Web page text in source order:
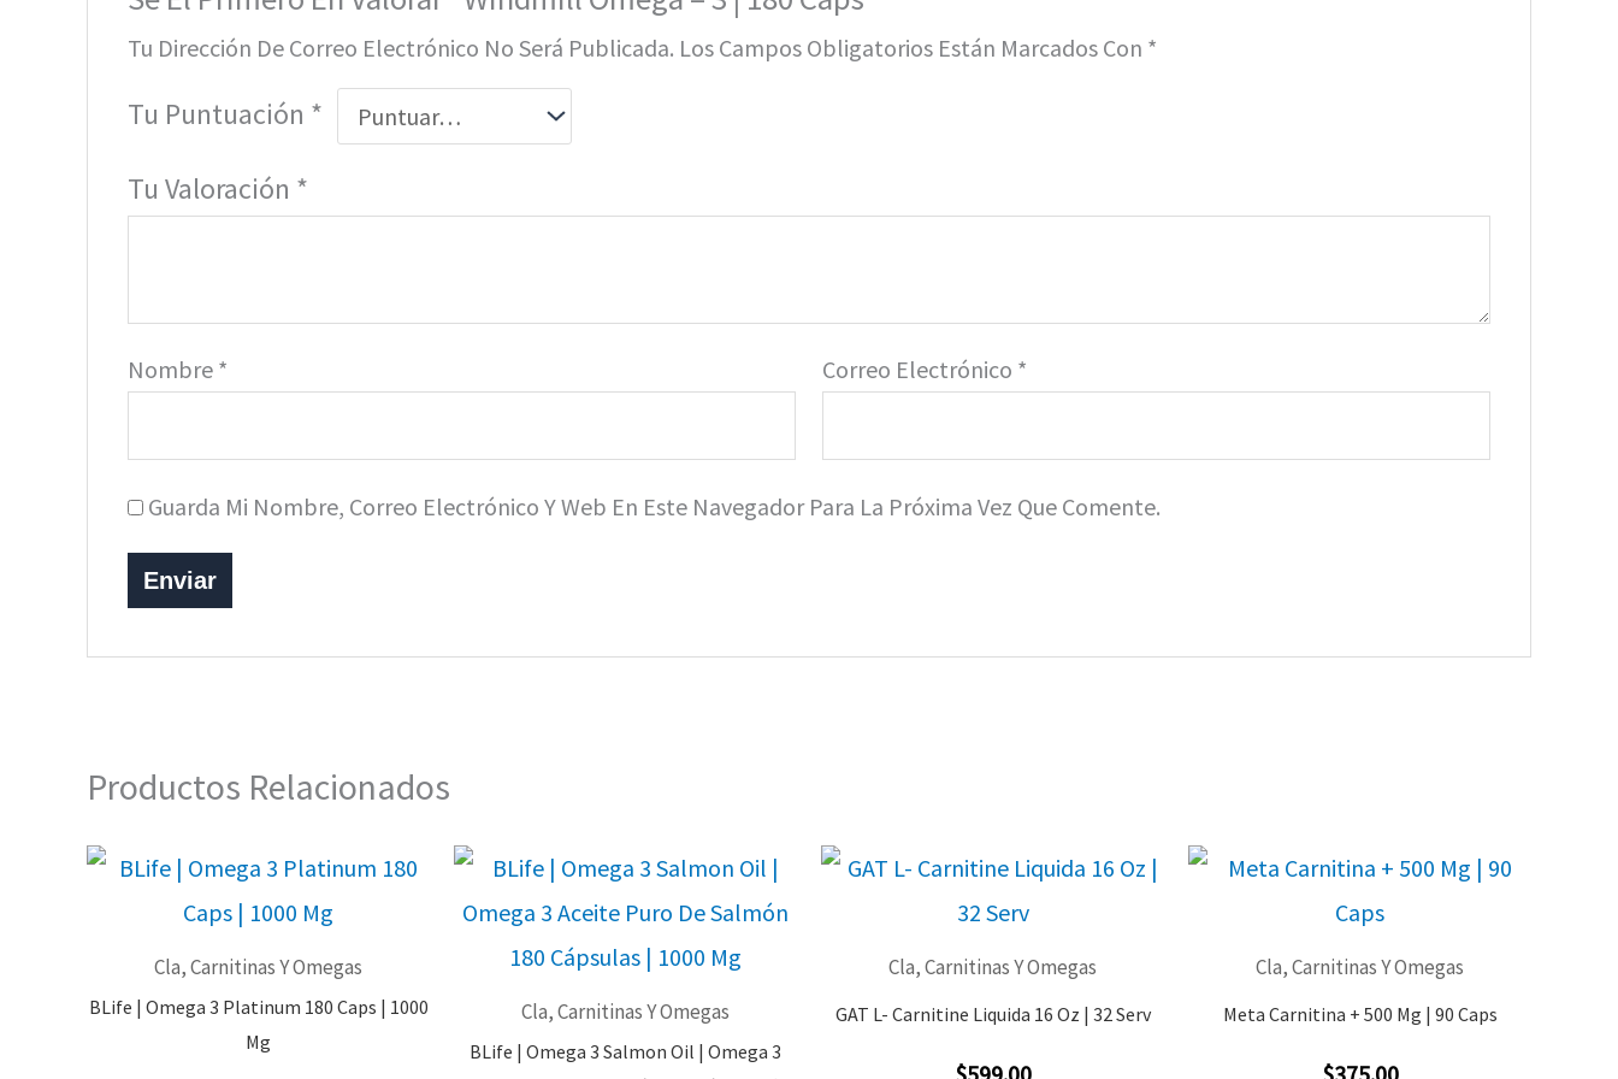
Tu Dirección De Correo Electrónico No Será Publicada. Los Campos Obligatorios Están Marcados Con *
Tu Puntuación *
Tu Valoración *
Nombre * Correo Electrónico *
Guarda Mi Nombre, Correo Electrónico Y Web En Este Navegador Para La Próxima Vez Que Comente.
Productos Relacionados
Cla, Carnitinas Y Omegas
BLife | Omega 3 Platinum 180 Caps | 1000
Mg
Cla, Carnitinas Y Omegas
BLife | Omega 3 Salmon Oil | Omega 3
Cla, Carnitinas Y Omegas
GAT L- Carnitine Liquida 16 Oz | 32 Serv
Cla, Carnitinas Y Omegas
Meta Carnitina + 500 Mg | 90 Caps